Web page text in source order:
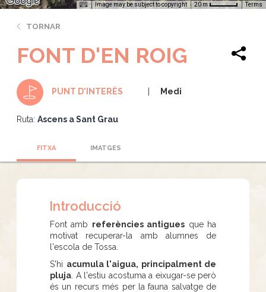
Image may be subject to copyright 20 m Terms
TORNAR
FONT D'EN ROIG
PUNT D'INTERÈS Medi
Ruta: Ascens a Sant Grau
FITXA IMATGES
Introducció
Font amb referències antigues que ha
motivat recuperar-la amb alumnes de
l'escola de Tossa.
S'hi acumula l'aigua, principalment de
pluja . A l'estiu acostuma a eixugar-se però
és un recurs més per la fauna salvatge de